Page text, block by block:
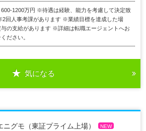
1200万円 ※待遇は経験、能力を考慮して決定致
2回人事考課があります ※業績目標を達成した場
の支給があります ※詳細は転職エージェントへお
ださい。
気になる
ニグモ（東証プライム上場） NEW